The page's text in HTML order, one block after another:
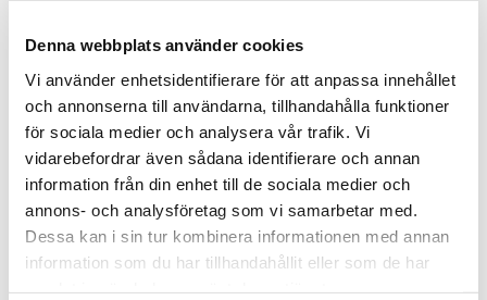
Denna webbplats använder cookies
Vi använder enhetsidentifierare för att anpassa innehållet
och annonserna till användarna, tillhandahålla funktioner
för sociala medier och analysera vår trafik. Vi
vidarebefordrar även sådana identifierare och annan
information från din enhet till de sociala medier och
annons- och analysföretag som vi samarbetar med.
Dessa kan i sin tur kombinera informationen med annan
information som du har tillhandahållit eller som de har
av INR:s tåliga TX Top Extreme™-ytbehandling, som står
emot fukt, smuts och vardagsslitage.
Produktinformation
Art.Nr 395455H